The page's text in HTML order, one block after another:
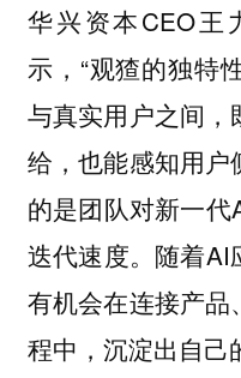
华兴资本CEO王
示，“观猹的独特
与真实用户之间
给，也能感知用
的是团队对新一
迭代速度。随着AI
有机会在连接产
程中，沉淀出自己